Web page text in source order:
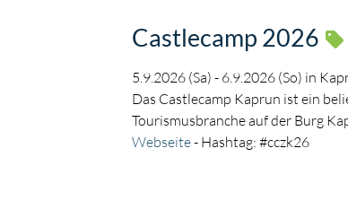
Castlecamp 2026
5.9.2026 (Sa) - 6.9.2026 (So) in
Das Castlecamp Kaprun ist ein
Tourismusbranche auf der Burg
Webseite- Hashtag: #cczk26